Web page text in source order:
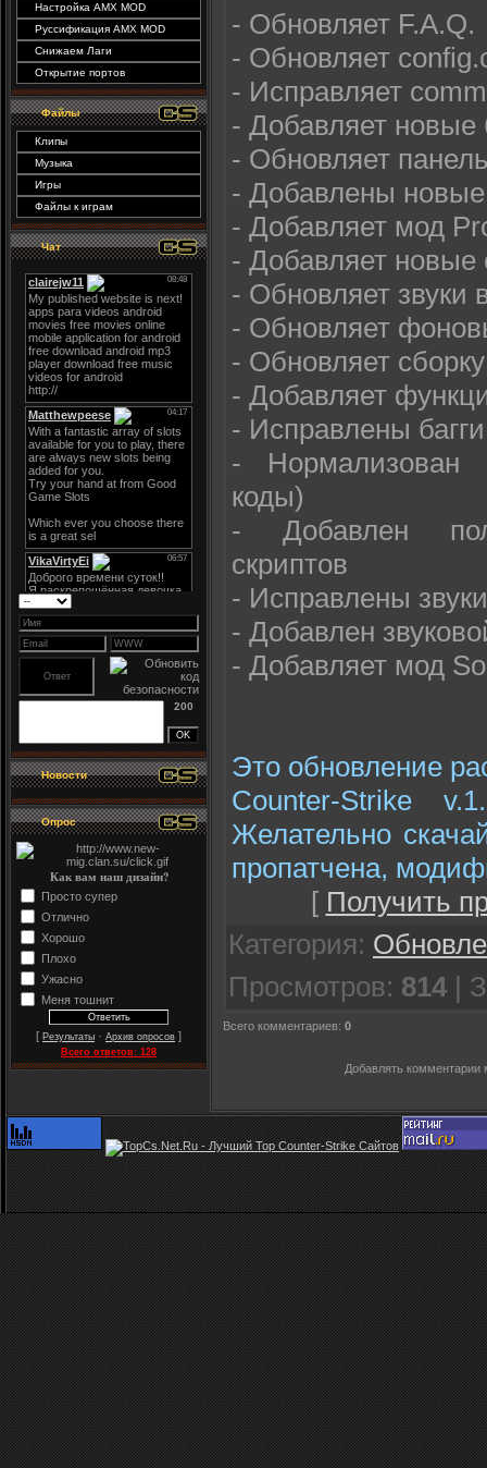
Настройка AMX MOD
Руссификация AMX MOD
Снижаем Лаги
Открытие портов
Файлы
Клипы
Музыка
Игры
Файлы к играм
Чат
200
Новости
Опрос
Как вам наш дизайн?
Просто супер
Отлично
Хорошо
Плохо
Ужасно
Меня тошнит
[ Результаты · Архив опросов ]
Всего ответов: 128
- Обновляет F.A.Q.
- Обновляет
- Исправляет
- Добавляет новые
- Обновляет
- Добавлены
- Добавляет мод
- Добавляет новые
- Обновляет звуки
- Обновляет
- Обновляет
- Добавляет
- Исправлены багги
- Нормализован
коды)
- Добавлен
скриптов
- Исправлены звуки
- Добавлен
- Добавляет мод
Это обновление
Counter-Strike
Желательно
пропатчена,
[ Получить
Категория:
Просмотров: 814 |
Всего комментариев: 0
Добавлять комментарии